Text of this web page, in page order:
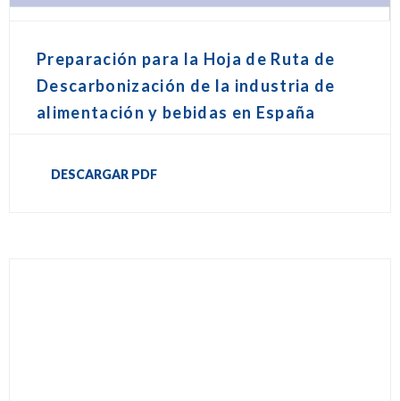
Preparación para la Hoja de Ruta de
Descarbonización de la industria de
alimentación y bebidas en España
DESCARGAR PDF